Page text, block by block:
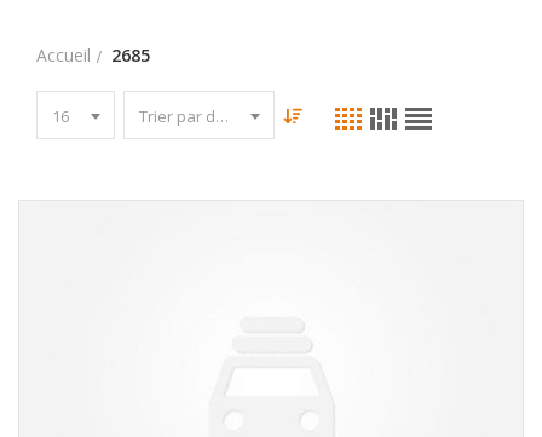
Accueil 2685
16 Trier par date